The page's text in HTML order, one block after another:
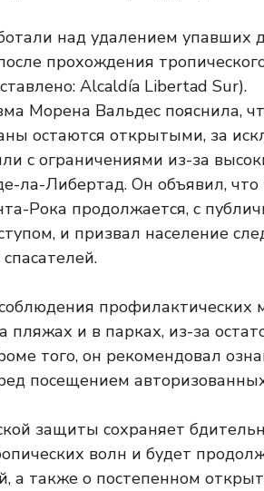
Морена Вальдес пояснила,
остаются открытыми, за
с ограничениями из-за
ла-Либертад. Он объявил,
Рока продолжается, с
и призвал население
профилактических
пляжах и в парках, из-за
того, он рекомендовал
посещением
защиты сохраняет
волн и будет
а также о постепенном